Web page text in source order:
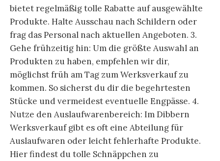
bietet regelmäßig tolle Rabatte auf ausgewählte
Produkte. Halte Ausschau nach Schildern oder
frag das Personal nach aktuellen Angeboten. 3.
Gehe frühzeitig hin: Um die größte Auswahl an
Produkten zu haben, empfehlen wir dir,
möglichst früh am Tag zum Werksverkauf zu
kommen. So sicherst du dir die begehrtesten
Stücke und vermeidest eventuelle Engpässe. 4.
Nutze den Auslaufwarenbereich: Im Dibbern
Werksverkauf gibt es oft eine Abteilung für
Auslaufwaren oder leicht fehlerhafte Produkte.
Hier findest du tolle Schnäppchen zu